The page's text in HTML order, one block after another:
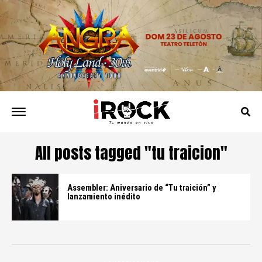
All posts tagged "tu traicion"
Assembler: Aniversario de “Tu traición” y
lanzamiento inédito